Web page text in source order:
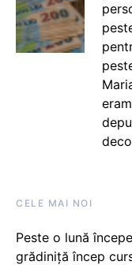
CELE MAI NOI
Peste o lună
grădiniță încep